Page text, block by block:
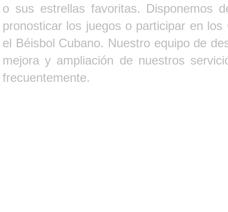
o sus estrellas favoritas. Disponemos
pronosticar los juegos o participar en
el Béisbol Cubano. Nuestro equipo de
mejora y ampliación de nuestros
frecuentemente.